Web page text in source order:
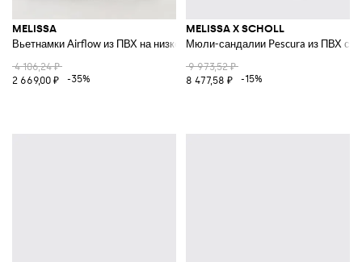
MELISSA
Вьетнамки Airflow из ПВХ на низком каблуке
4 106,24 ₽
2 669,00 ₽
-35%
MELISSA X SCHOLL
Мюли-сандалии Pescura из ПВХ с
9 973,52 ₽
8 477,58 ₽
-15%